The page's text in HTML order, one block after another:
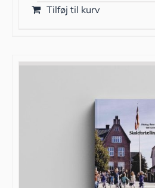
Tilføj til kurv